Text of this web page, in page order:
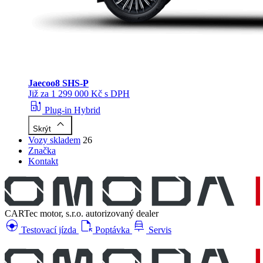
Jaecoo8 SHS-P
Již za 1 299 000 Kč s DPH
ev_station Plug-in Hybrid
Skrýt keyboard_arrow_up
Vozy skladem 26
Značka
Kontakt
CARTec motor, s.r.o. autorizovaný dealer
search_hands_free Testovací jízda file_open Poptávka car_repair Servis